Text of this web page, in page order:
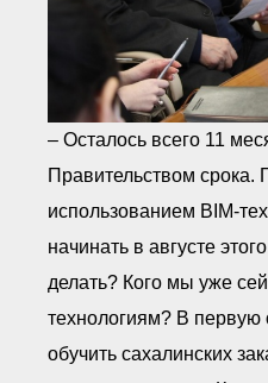
– Осталось всего 11
Правительством срока.
использованием BIM-
начинать в августе
делать? Кого мы уже
технологиям? В первую
обучить сахалинских